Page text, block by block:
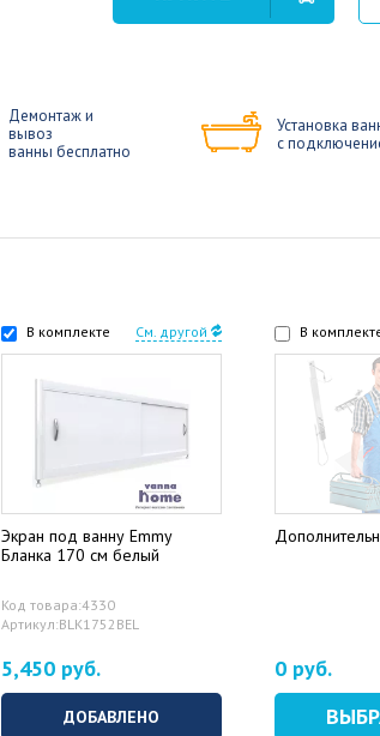
Демонтаж и
вывоз
ванны бесплатно
Установка
с
В комплекте См. другой
Экран под ванну Emmy
Бланка 170 см белый
Код товара:4330
Артикул:BLK1752BEL
5,450 руб.
ДОБАВЛЕНО
В
0 руб.